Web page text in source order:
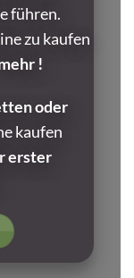
führen.
zu kaufen
!
oder
kaufen
erster